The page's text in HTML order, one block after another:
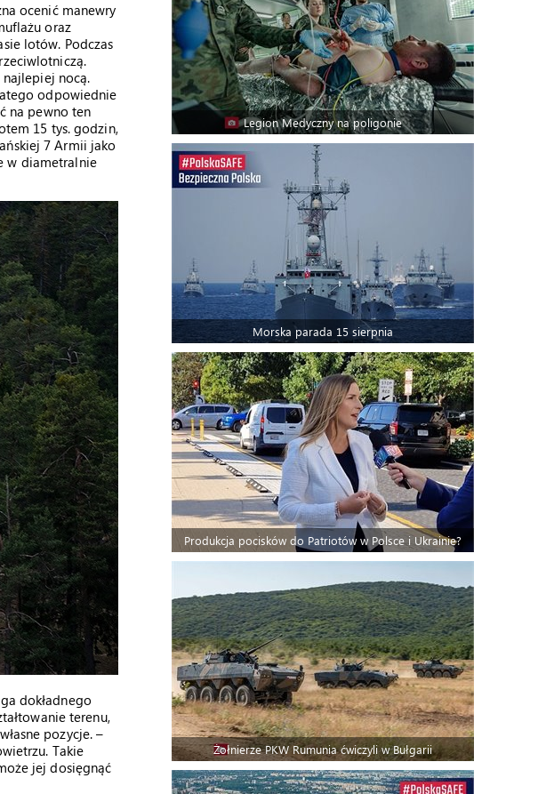
ocenić manewry
oraz
lotów. Podczas
nocą.
odpowiednie
na pewno ten
15 tys. godzin,
7 Armii jako
w diametralnie
dokładnego
terenu,
pozycje. –
Takie
jej dosięgnąć
Legion Medyczny na poligonie
Morska parada 15 sierpnia
Produkcja pocisków do Patriotów w Polsce i Ukrainie?
Żołnierze PKW Rumunia ćwiczyli w Bułgarii